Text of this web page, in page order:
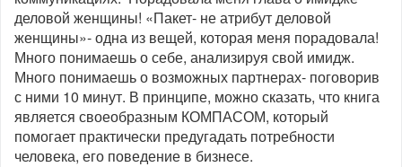
деловой женщины! «Пакет- не атрибут деловой
женщины»- одна из вещей, которая меня порадовала!
Много понимаешь о себе, анализируя свой имидж.
Много понимаешь о возможных партнерах- поговорив
с ними 10 минут. В принципе, можно сказать, что книга
является своеобразным КОМПАСОМ, который
помогает практически предугадать потребности
человека, его поведение в бизнесе.